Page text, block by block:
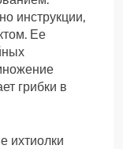
инструкции,
Ее
грибки в
ихтиолки